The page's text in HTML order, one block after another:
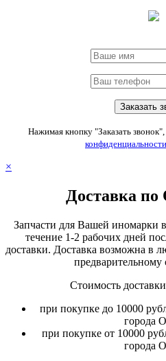
Нажимая кнопку "Заказать
конфиденциальности
×
Доставка по
Запчасти для Вашей иномарки
течение 1-2 рабочих дней
доставки. Доставка возможна в
предварительному
Стоимость
при покупке до 10000
города
при покупке от 10000
города